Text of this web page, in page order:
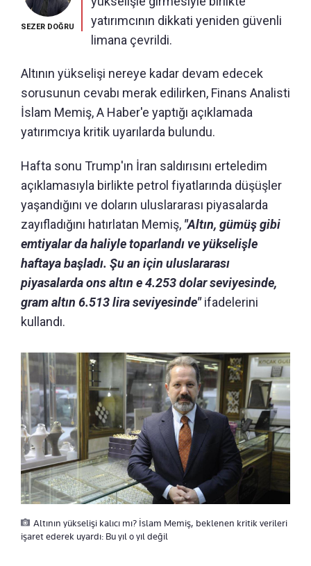
SEZER DOĞRU
yatırımcının dikkati yeniden güvenli
limana çevrildi.
Altının yükselişi nereye kadar devam edecek
sorusunun cevabı merak edilirken, Finans Analisti
İslam Memiş, A Haber'e yaptığı açıklamada
yatırımcıya kritik uyarılarda bulundu.
Hafta sonu Trump'ın İran saldırısını erteledim
açıklamasıyla birlikte petrol fiyatlarında düşüşler
yaşandığını ve doların uluslararası piyasalarda
zayıfladığını hatırlatan Memiş, "Altın, gümüş gibi
emtiyalar da haliyle toparlandı ve yükselişle
haftaya başladı. Şu an için uluslararası
piyasalarda ons altın e 4.253 dolar seviyesinde,
gram altın 6.513 lira seviyesinde"ifadelerini
kullandı.
Altının yükselişi kalıcı mı? İslam Memiş, beklenen kritik verileri
işaret ederek uyardı: Bu yıl o yıl değil